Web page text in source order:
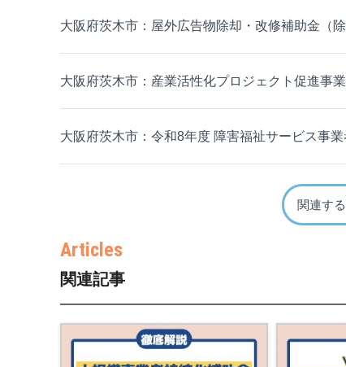
大阪府茨木市：屋外広告物除却・改修補助金（除
大阪府茨木市：産業活性化プロジェクト促進事
大阪府茨木市：令和8年度 障害福祉サービス事
関連す
関連記事